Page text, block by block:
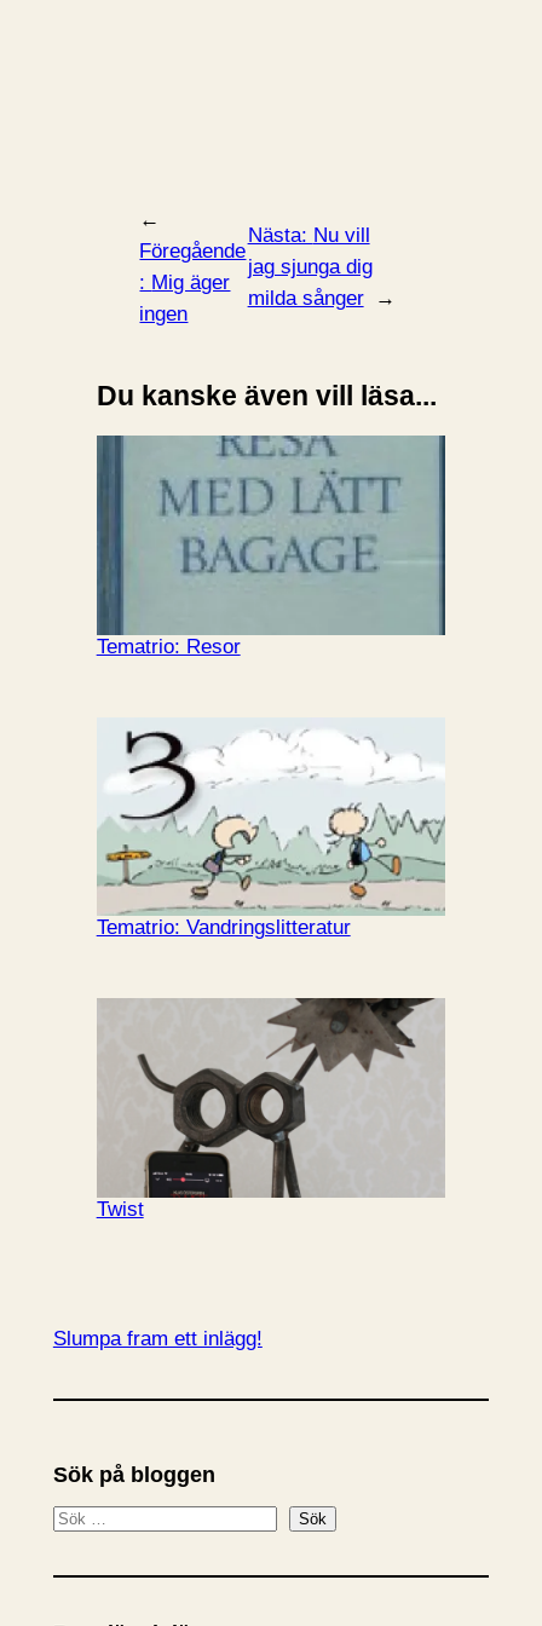
←
Föregående
: Mig äger
ingen
Nästa: Nu vill
jag sjunga dig
milda sånger
→
Du kanske även vill läsa...
Tematrio: Resor
Tematrio: Vandringslitteratur
Twist
Slumpa fram ett inlägg!
Sök på bloggen
S
k
Sök